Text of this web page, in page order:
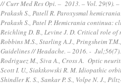
// Curr Med Res Opi. – 2013. – Vol. 29(9). –
Prakash S., Patell R. Paroxysmal
Prakash S., Patel P. Hemicrania continua:
Reichling D. B., Levine J. D. Critical role
Robbins M.S., Starling A.J., Pringsheim
Guidelines // Headache. – 2016. -
Rodriguez M., Siva A., Cross A. Optic
Scott I. U., Siaktkowski R. M. Idiopathic
Shindler K. S., Sankar P. S., Volpe N. J.,